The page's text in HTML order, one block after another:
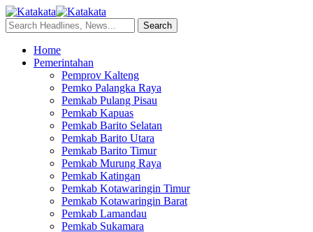
Home
Pemerintahan
Pemprov Kalteng
Pemko Palangka Raya
Pemkab Pulang Pisau
Pemkab Kapuas
Pemkab Barito Selatan
Pemkab Barito Utara
Pemkab Barito Timur
Pemkab Murung Raya
Pemkab Katingan
Pemkab Kotawaringin Timur
Pemkab Kotawaringin Barat
Pemkab Lamandau
Pemkab Sukamara